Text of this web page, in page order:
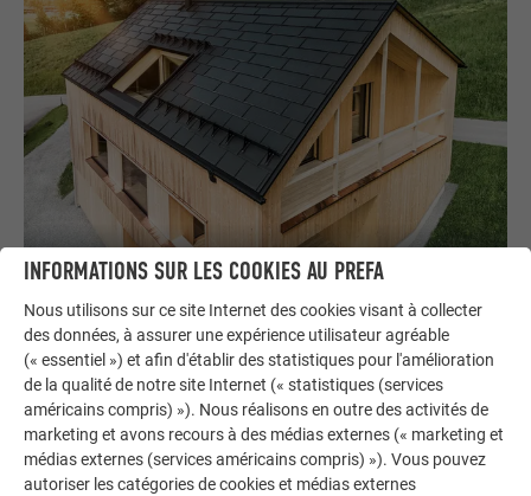
MAISON INDIVIDUELLE AVEC TUILE SOLAIRE À EGG
Losange de toiture 29 × 29 Gouttière carrée
Façade PREFALZ FALZONAL®
INFORMATIONS SUR LES COOKIES AU PREFA
Nous utilisons sur ce site Internet des cookies visant à collecter
des données, à assurer une expérience utilisateur agréable
(« essentiel ») et afin d'établir des statistiques pour l'amélioration
de la qualité de notre site Internet (« statistiques (services
américains compris) »). Nous réalisons en outre des activités de
marketing et avons recours à des médias externes (« marketing et
médias externes (services américains compris) »). Vous pouvez
autoriser les catégories de cookies et médias externes